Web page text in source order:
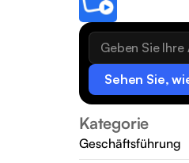
Sehen Sie,
Kategorie
Geschäftsführung